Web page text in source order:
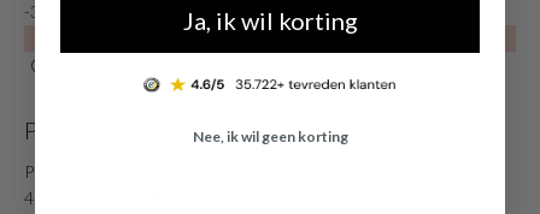
-30%
Pandora
Pandora Moments Gold-coloured Necklace 368727C00-
45with14K Gold Plating
Ja, ik wil korting
Nee, ik wil geen korting